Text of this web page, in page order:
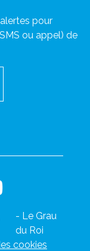
pour
ou appel) de
- Le Grau
du Roi
cookies